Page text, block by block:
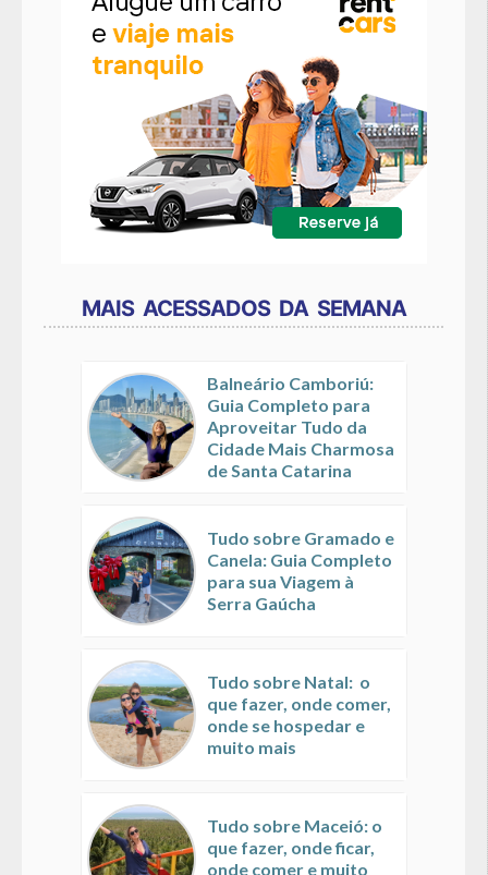
MAIS ACESSADOS DA SEMANA
Balneário Camboriú:
Guia Completo para
Aproveitar Tudo da
Cidade Mais Charmosa
de Santa Catarina
Tudo sobre Gramado e
Canela: Guia Completo
para sua Viagem à
Serra Gaúcha
Tudo sobre Natal: o
que fazer, onde comer,
onde se hospedar e
muito mais
Tudo sobre Maceió: o
que fazer, onde ficar,
onde comer e muito